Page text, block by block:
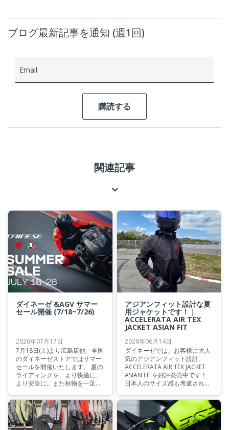
ブログ最新記事を通知 (週1回)
Email
関連記事
ダイネーゼ &AGV サマー
セール開催 (7/18~7/26)
2026年07月17日
7月18日(土)より広島店他、全国
のダイネーゼストアではサマー
セールを開催いたします。 夏の
ライディングを、より快適に、
より安全に。また秋物を一足先
ャケットやグローブ、真夏のツ
ーリングを支えるプロテクタ
ー、そしてAGVヘルメットま
で。 これからの季節に活躍する
アジアンフィット設計な夏
用ジャケットです！｜
ACCELERATA AIR TEX
JACKET ASIAN FIT
2026年06月14日
ダイネーゼでは、お客様に大人
気のアジアンフィット設計、
ACCELERATA AIR TEX JACKET
ASIAN FITを好評発売中です！
日本人のサイズ感も考慮されて
快適にライディングが行いやす
いため、街乗りやツーリング、
高速走行などにおススメです♪